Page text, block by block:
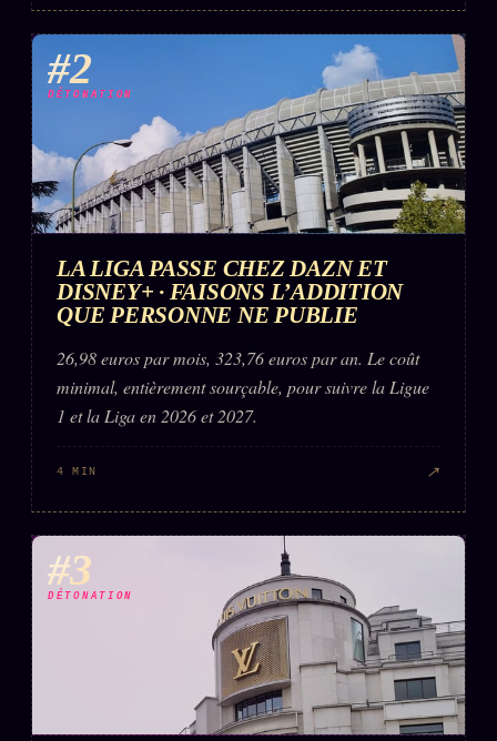
#2
DÉTONATION
LA LIGA PASSE CHEZ DAZN ET
DISNEY+ · FAISONS L’ADDITION
QUE PERSONNE NE PUBLIE
26,98 euros par mois, 323,76 euros par an. Le coût
minimal, entièrement sourçable, pour suivre la Ligue
1 et la Liga en 2026 et 2027.
4 MIN ↗
#3
DÉTONATION